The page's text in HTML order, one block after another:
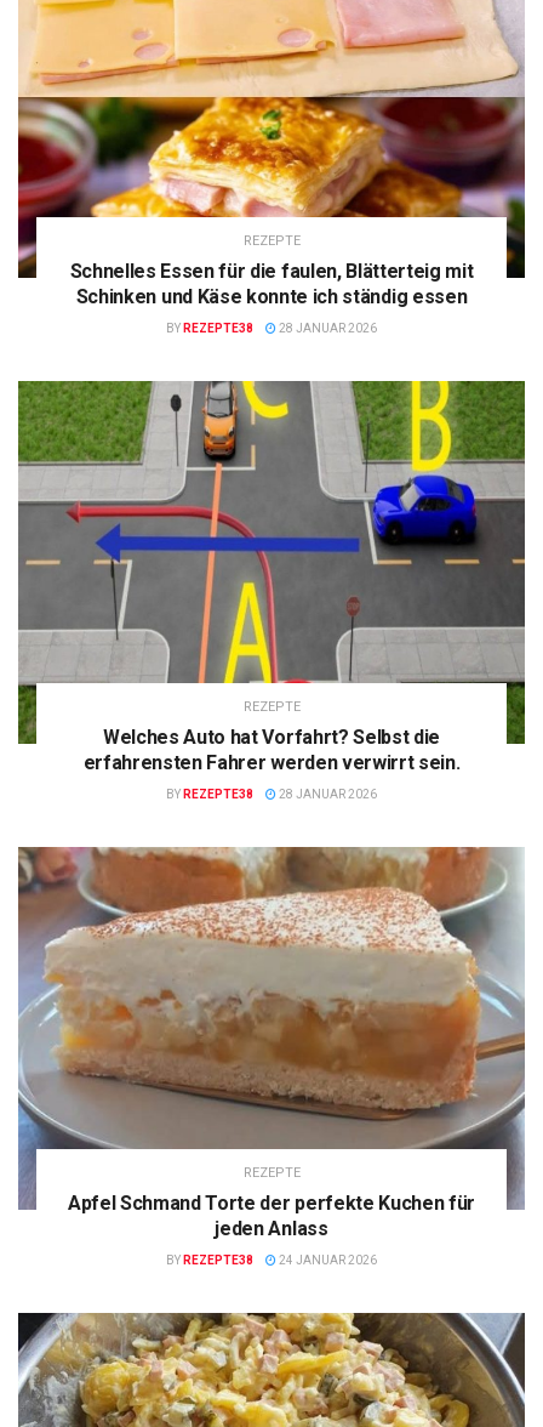
REZEPTE
Schnelles Essen für die faulen, Blätterteig mit
Schinken und Käse konnte ich ständig essen
BY REZEPTE38 28 JANUAR 2026
REZEPTE
Welches Auto hat Vorfahrt? Selbst die
erfahrensten Fahrer werden verwirrt sein.
BY REZEPTE38 28 JANUAR 2026
REZEPTE
Apfel Schmand Torte der perfekte Kuchen für
jeden Anlass
BY REZEPTE38 24 JANUAR 2026